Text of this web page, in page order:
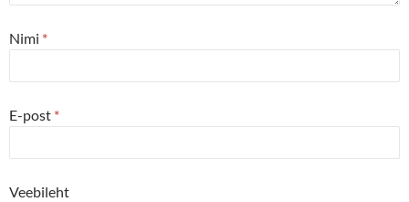
Nimi *
E-post *
Veebileht